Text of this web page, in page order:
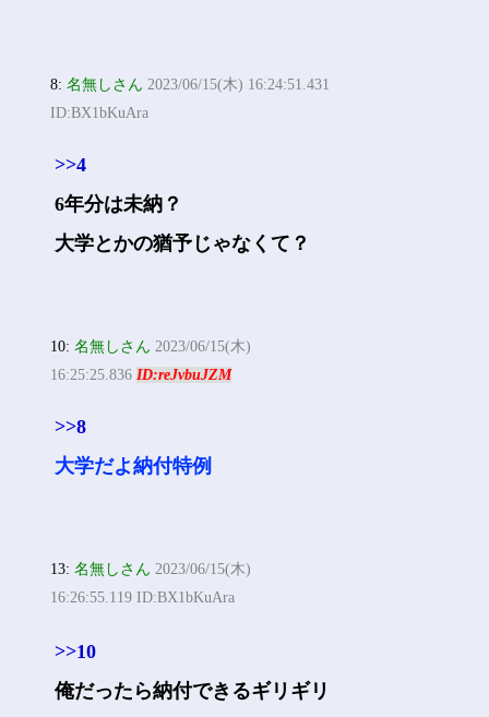
8:名無しさん 2023/06/15(木) 16:24:51.431
ID:BX1bKuAra
>>4
6年分は未納？
大学とかの猶予じゃなくて？
10:名無しさん 2023/06/15(木)
16:25:25.836ID:reJvbuJZM
>>8
大学だよ納付特例
13:名無しさん 2023/06/15(木)
16:26:55.119 ID:BX1bKuAra
>>10
俺だったら納付できるギリギリ